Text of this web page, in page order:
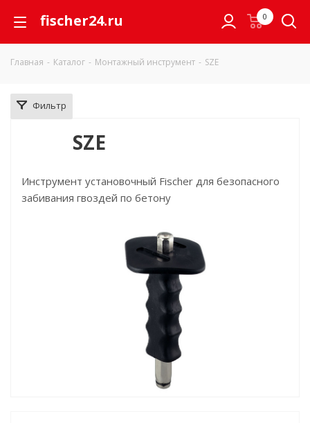
fischer24.ru 0
Главная - Каталог - Монтажный инструмент - SZE
Фильтр
SZE
Инструмент установочный Fischer для безопасного
забивания гвоздей по бетону